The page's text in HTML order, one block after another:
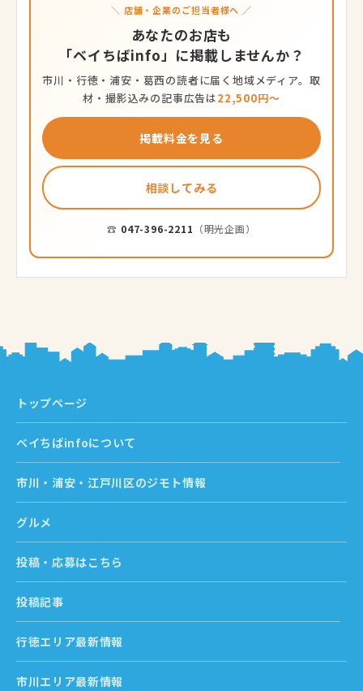
＼ 店舗・企業のご担当者様へ ／
あなたのお店も
「ベイちばinfo」に掲載しませんか？
市川・行徳・浦安・葛西の読者に届く地域メディア。取
材・撮影込みの記事広告は22,500円〜
掲載料金を見る
相談してみる
☎ 047-396-2211 （明光企画）
トップページ
ベイちばinfoについて
市川・浦安・江戸川区のジモト情報
グルメ
投稿・応募はこちら
投稿記事
行徳エリア最新情報
市川エリア最新情報